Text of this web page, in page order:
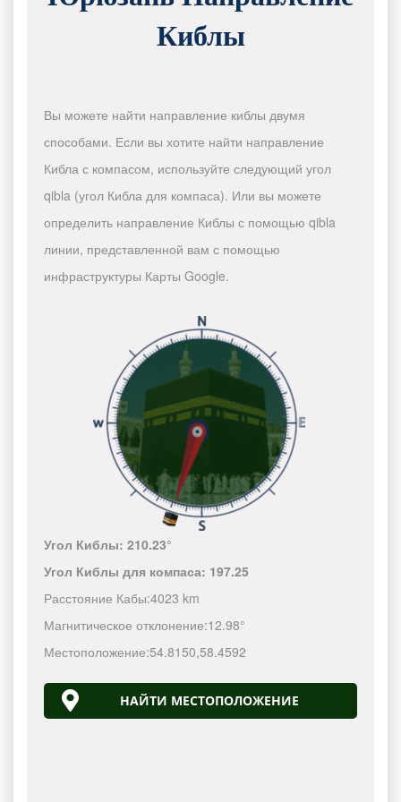
Киблы
Вы можете найти направление киблы двумя
способами. Если вы хотите найти направление
Кибла с компасом, используйте следующий угол
qibla (угол Кибла для компаса). Или вы можете
определить направление Киблы с помощью qibla
линии, представленной вам с помощью
инфраструктуры Карты Google.
Угол Киблы:210.23°
Угол Киблы для компаса: 197.25
Расстояние Кабы:4023 km
Магнитическое отклонение:12.98°
Местоположение:54.8150,58.4592
НАЙТИ МЕСТОПОЛОЖЕНИЕ